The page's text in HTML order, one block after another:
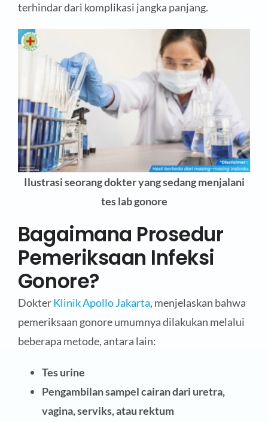
terhindar dari komplikasi jangka panjang.
Ilustrasi seorang dokter yang sedang menjalani
tes lab gonore
Bagaimana Prosedur
Pemeriksaan Infeksi
Gonore?
DokterKlinik Apollo Jakarta, menjelaskan bahwa
pemeriksaan gonore umumnya dilakukan melalui
beberapa metode, antara lain:
Tes urine
Pengambilan sampel cairan dari uretra,
vagina, serviks, atau rektum